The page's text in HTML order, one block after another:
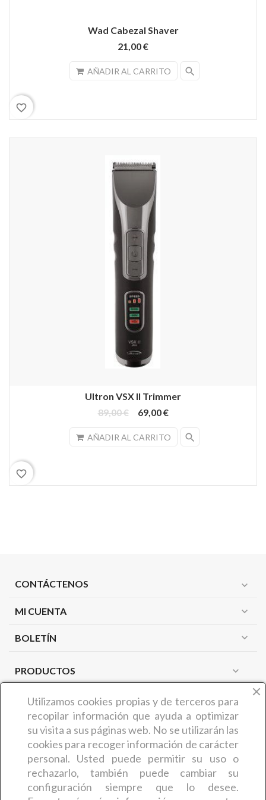
Wad Cabezal Shaver
21,00 €
AÑADIR AL CARRITO search
favorite_border
Ultron VSX II Trimmer
89,00 €
69,00 €
AÑADIR AL CARRITO search
favorite_border
CONTÁCTENOS expand_more
MI CUENTA expand_more
BOLETÍN expand_more
PRODUCTOS expand_more
NUESTRA EMPRESA expand_more
¿QUIÉNES SOMOS?
COMERCIAL CARMIN (Benedicta Camaron de Castro) es
una empresa zamorana que desde hace más de 30 años
ofrece a sus clientes
artículos y productos relacionados
Utilizamos cookies propias y de terceros para
recopilar información que ayuda a optimizar
su visita a sus páginas web. No se utilizarán las
cookies para recoger información de carácter
personal. Usted puede permitir su uso o
rechazarlo, también puede cambiar su
configuración siempre que lo desee.